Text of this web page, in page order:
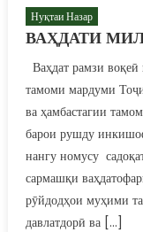
Нуқтаи Назар
ВАҲДАТИ
Ваҳдат рамзи воқеӣ
тамоми мардуми
ва ҳамбастагии
барои рушду
нангу номусу
сармашқи
рӯйдодҳои муҳими
давлатдорӣ ва […]